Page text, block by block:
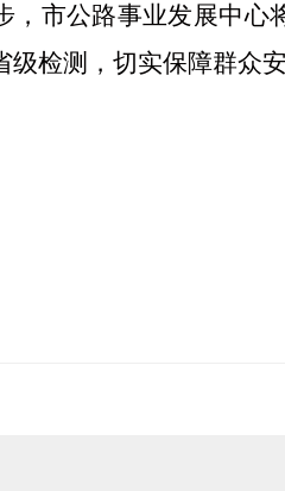
，市公路事业发展中心
级检测，切实保障群众